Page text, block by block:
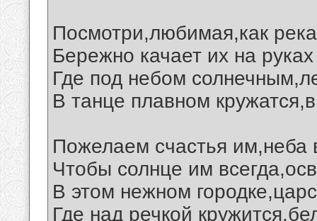
Посмотри,любимая,как
Бережно качает их на
Где под небом
В танце плавном
Пожелаем счастья им,неба
Чтобы солнце им
В этом нежном
Где над речкой